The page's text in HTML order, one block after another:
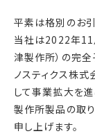
平素は格別のお引
当社は2022年11
津製作所）の完
ノスティクス株
して事業拡大を
製作所製品の取
申し上げます。